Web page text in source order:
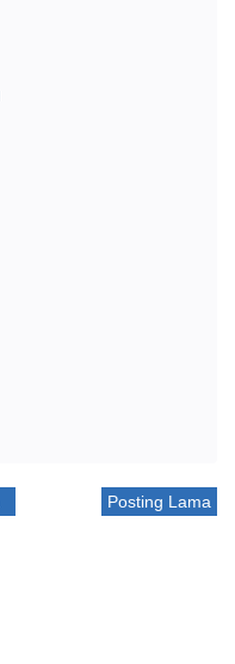
Posting Lama